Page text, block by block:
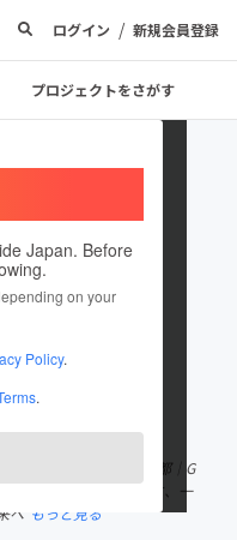
ログイン / 新規会員登録
プロジェクトをさがす
Japan. Before
on your
Policy.
.
トを投稿しています
たちバランステック京都｜G
とで変わる」をテーマに、一
へ もっと見る